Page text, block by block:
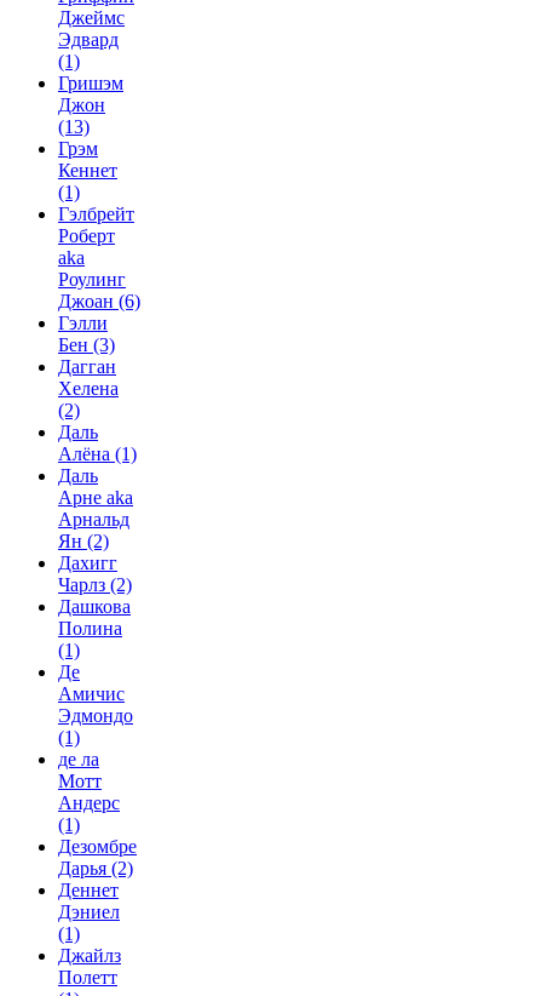
Джеймс
Эдвард
(1)
Гришэм
Джон
(13)
Грэм
Кеннет
(1)
Гэлбрейт
Роберт
aka
Роулинг
Джоан (6)
Гэлли
Бен (3)
Дагган
Хелена
(2)
Даль
Алёна (1)
Даль
Арне aka
Арнальд
Ян (2)
Дахигг
Чарлз (2)
Дашкова
Полина
(1)
Де
Амичис
Эдмондо
(1)
де ла
Мотт
Андерс
(1)
Дезомбре
Дарья (2)
Деннет
Дэниел
(1)
Джайлз
Полетт